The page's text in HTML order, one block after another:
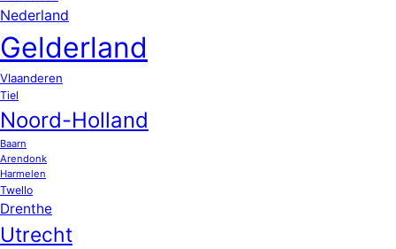
Nederland
Gelderland
Vlaanderen
Tiel
Noord-Holland
Baarn
Arendonk
Harmelen
Twello
Drenthe
Utrecht